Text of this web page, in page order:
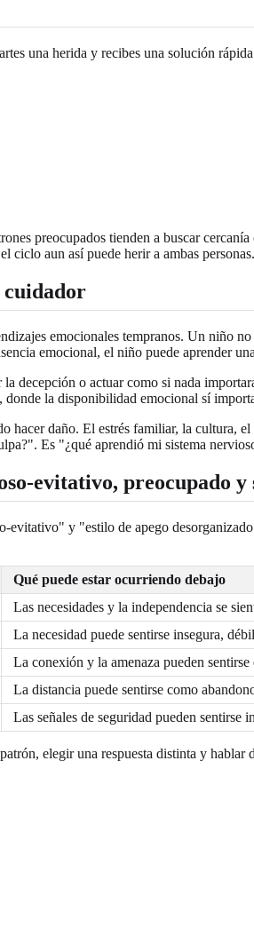
una herida y recibes una solución
preocupados tienden a buscar
ciclo aun así puede herir a ambas personas.
cuidador
emocionales tempranos. Un niño
emocional, el niño puede aprender
decepción o actuar como si nada
donde la disponibilidad emocional sí
daño. El estrés familiar, la cultura,
Es "¿qué aprendió mi sistema
evitativo, preocupado y
y "estilo de apego
Qué puede estar ocurriendo debajo
Las necesidades y la independencia se
La necesidad puede sentirse insegura,
La conexión y la amenaza pueden sentirse
La distancia puede sentirse como
Las señales de seguridad pueden sentirse
elegir una respuesta distinta y hablar